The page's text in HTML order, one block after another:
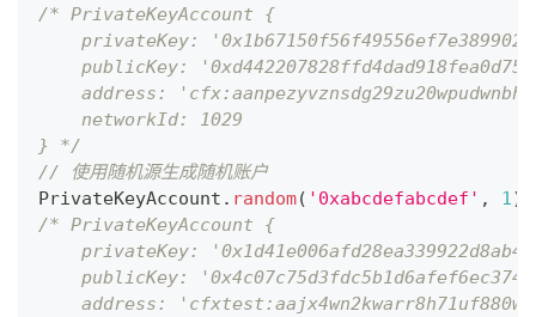
/* PrivateKeyAccount {
privateKey:
publicKey:
address:
    networkId: 1029
} */
// 使用随机源生成随机账户
PrivateKeyAccount . random( '0xabcdefabcdef' , 1 )
/* PrivateKeyAccount {
privateKey:
publicKey:
address: